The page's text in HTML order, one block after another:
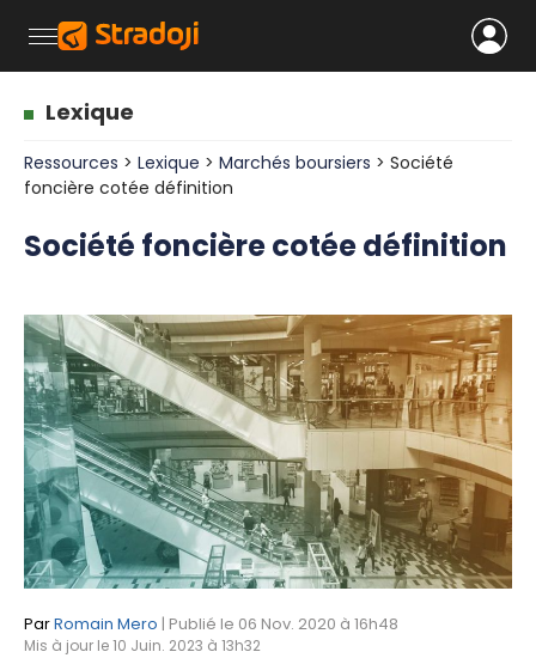
Lexique
Ressources > Lexique > Marchés boursiers > Société
foncière cotée définition
Société foncière cotée définition
ParRomain Mero | Publié le 06 Nov. 2020 à 16h48
Mis à jour le 10 Juin. 2023 à 13h32